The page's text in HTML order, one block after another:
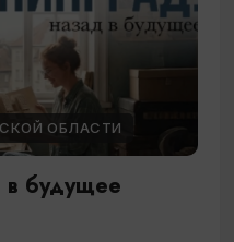
ОБЛАСТИ
в будущее